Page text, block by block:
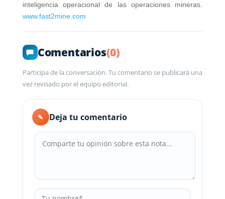
inteligencia operacional de las operaciones mineras.
www.fast2mine.com
Comentarios(0)
Participa de la conversación. Tu comentario se publicará una
vez revisado por el equipo editorial.
✎ Deja tu comentario